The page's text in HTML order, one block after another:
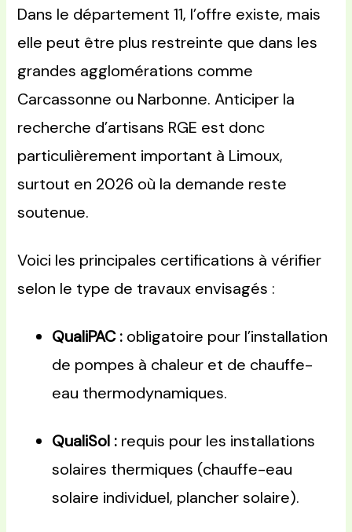
Dans le département 11, l’offre existe, mais
elle peut être plus restreinte que dans les
grandes agglomérations comme
Carcassonne ou Narbonne. Anticiper la
recherche d’artisans RGE est donc
particulièrement important à Limoux,
surtout en 2026 où la demande reste
soutenue.
Voici les principales certifications à vérifier
selon le type de travaux envisagés :
QualiPAC : obligatoire pour l’installation
de pompes à chaleur et de chauffe-
eau thermodynamiques.
QualiSol : requis pour les installations
solaires thermiques (chauffe-eau
solaire individuel, plancher solaire).